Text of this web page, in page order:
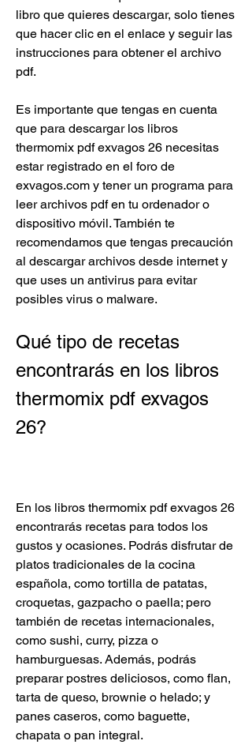
libro que quieres descargar, solo tienes
que hacer clic en el enlace y seguir las
instrucciones para obtener el archivo
pdf.
Es importante que tengas en cuenta
que para descargar los libros
thermomix pdf exvagos 26 necesitas
estar registrado en el foro de
exvagos.com y tener un programa para
leer archivos pdf en tu ordenador o
dispositivo móvil. También te
recomendamos que tengas precaución
al descargar archivos desde internet y
que uses un antivirus para evitar
posibles virus o malware.
Qué tipo de recetas
encontrarás en los libros
thermomix pdf exvagos
26?
En los libros thermomix pdf exvagos 26
encontrarás recetas para todos los
gustos y ocasiones. Podrás disfrutar de
platos tradicionales de la cocina
española, como tortilla de patatas,
croquetas, gazpacho o paella; pero
también de recetas internacionales,
como sushi, curry, pizza o
hamburguesas. Además, podrás
preparar postres deliciosos, como flan,
tarta de queso, brownie o helado; y
panes caseros, como baguette,
chapata o pan integral.